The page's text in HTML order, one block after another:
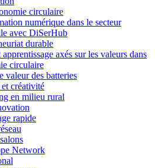
circulaire
numérique dans le secteur
avec DiSerHub
durable
axés sur les valeurs dans
circulaire
valeur des batteries
créativité
en milieu rural
rapide
Network